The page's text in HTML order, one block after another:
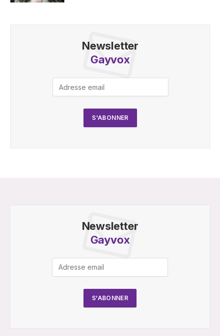
Newsletter
Gayvox
Newsletter
Gayvox